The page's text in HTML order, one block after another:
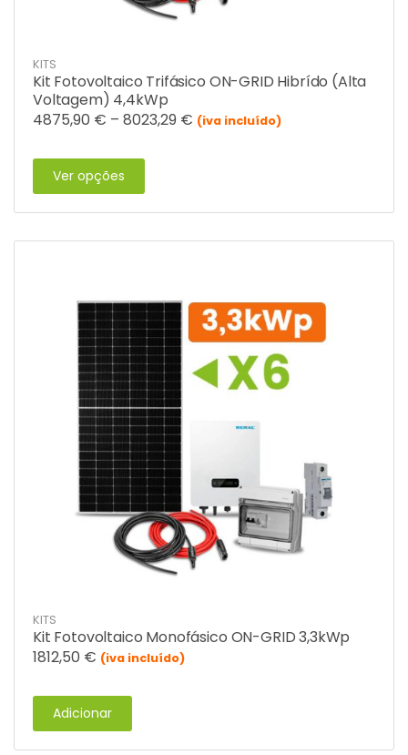
KITS
Kit Fotovoltaico Trifásico ON-GRID Hibrído (Alta
Voltagem) 4,4kWp
4875,90 € – 8023,29 € (iva incluído)
Ver opções
KITS
Kit Fotovoltaico Monofásico ON-GRID 3,3kWp
1812,50 € (iva incluído)
Adicionar